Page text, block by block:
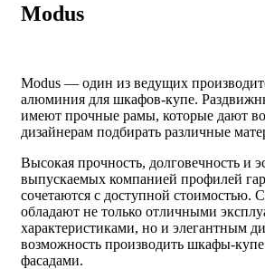
Modus
Modus — один из ведущих
алюминия для шкафов-купе.
имеют прочные рамы, которые дают
дизайнерам подбирать различные
Высокая прочность, долговечность и
выпускаемых компанией профилей
сочетаются с доступной стоимостью.
обладают не только отличными
характеристиками, но и элегантным
возможность производить шкафы-
фасадами.